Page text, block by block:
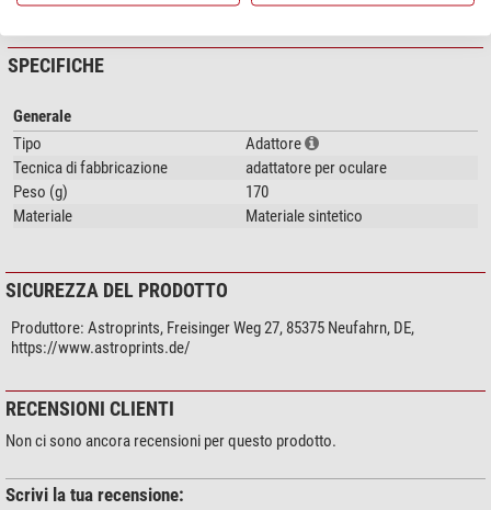
migliore messa a fuoco possibile.
fino a 110 °C.
Ambito di consegna:
Anelli di sostegno
Adattatore per ZWO
Cinghia
Materiale di montaggio
adatta alle nuove versioni dell'EAF, cioè non èadatta a
Automatic Focuser EAF N,ZWO Electronic Automatic Focuser EAF
Pro .
SPECIFICHE
Generale
Tipo
Adattore
Tecnica di fabbricazione
adattatore per oculare
Peso (g)
170
Materiale
Materiale sintetico
SICUREZZA DEL PRODOTTO
Produttore: Astroprints, Freisinger Weg 27, 85375 Neufahrn, DE,
https://www.astroprints.de/
RECENSIONI CLIENTI
Non ci sono ancora recensioni per questo prodotto.
Scrivi la tua recensione: